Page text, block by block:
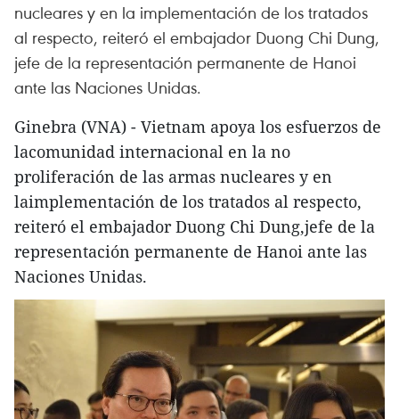
nucleares y en la implementación de los tratados
al respecto, reiteró el embajador Duong Chi Dung,
jefe de la representación permanente de Hanoi
ante las Naciones Unidas.
Ginebra (VNA) - Vietnam apoya los esfuerzos de
lacomunidad internacional en la no
proliferación de las armas nucleares y en
laimplementación de los tratados al respecto,
reiteró el embajador Duong Chi Dung,jefe de la
representación permanente de Hanoi ante las
Naciones Unidas.